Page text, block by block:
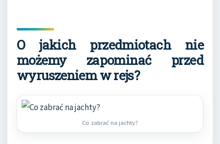
O jakich przedmiotach nie
możemy zapominać przed
wyruszeniem w rejs?
Co zabrać na jachty?